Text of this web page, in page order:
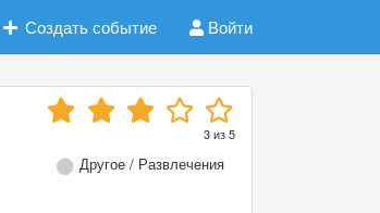
Создать событие Войти
3из5
Другое / Развлечения